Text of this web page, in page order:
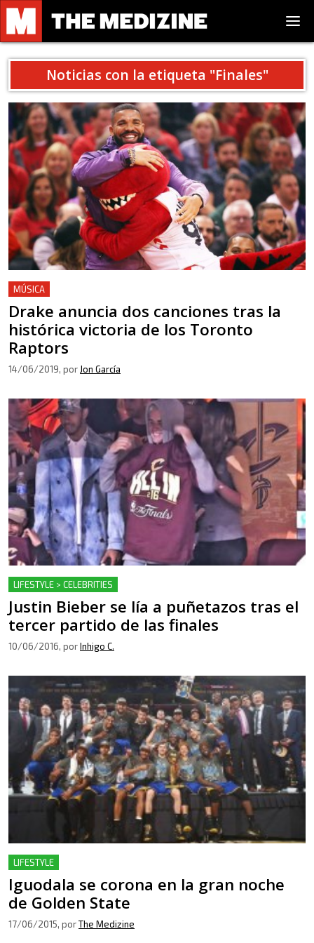
Noticias con la etiqueta "Finales"
MÚSICA
Drake anuncia dos canciones tras la
histórica victoria de los Toronto
Raptors
14/06/2019, por Jon García
LIFESTYLE > CELEBRITIES
Justin Bieber se lía a puñetazos tras el
tercer partido de las finales
10/06/2016, porInhigo C.
LIFESTYLE
Iguodala se corona en la gran noche
de Golden State
17/06/2015, porThe Medizine